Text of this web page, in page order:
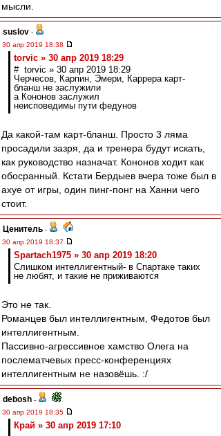
мысли.
suslov -
30 апр 2019 18:38
torvic » 30 апр 2019 18:29
# torvic » 30 апр 2019 18:29
Черчесов, Карпин, Эмери, Каррера карт-
бланш не заслужили
а Кононов заслужил
неисповедимы пути федунов
Да какой-там карт-бланш. Просто 3 ляма
просадили зазря, да и тренера будут искать,
как руководство назначат. Кононов ходит как
обосранный. Кстати Бердыев вчера тоже был в
ахуе от игры, один пинг-понг на Ханни чего
стоит.
Ценитель -
30 апр 2019 18:37
Spartach1975 » 30 апр 2019 18:20
Слишком интеллигентный- в Спартаке таких
не любят, и такие не приживаются
Это не так.
Романцев был интеллигентным, Федотов был
интеллигентным.
Пассивно-агрессивное хамство Олега на
послематчевых пресс-конференциях
интеллигентным не назовёшь. :/
debosh -
30 апр 2019 18:35
Край » 30 апр 2019 17:10